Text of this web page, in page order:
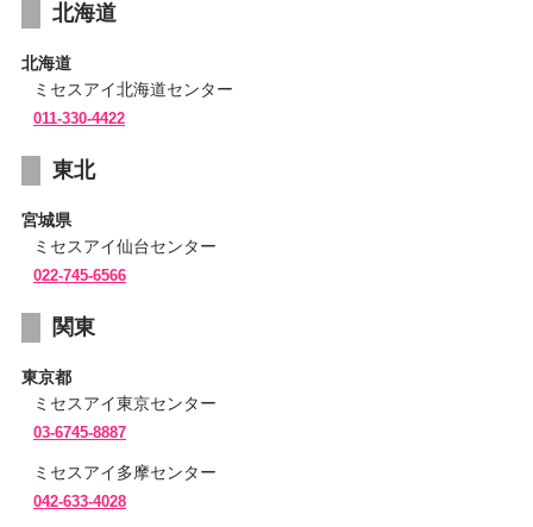
北海道
北海道
ミセスアイ北海道センター
011-330-4422
東北
宮城県
ミセスアイ仙台センター
022-745-6566
関東
東京都
ミセスアイ東京センター
03-6745-8887
ミセスアイ多摩センター
042-633-4028